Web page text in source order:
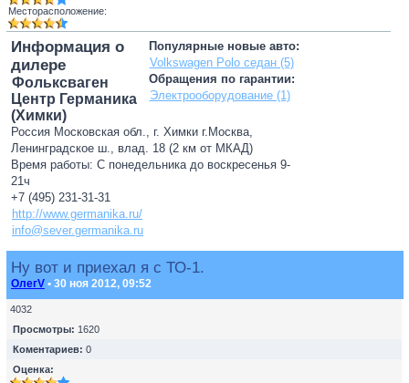
Месторасположение:
Популярные новые авто:
Volkswagen Polo седан (5)
Обращения по гарантии:
Электрооборудование (1)
Информация о
дилере
Фольксваген
Центр Германика
(Химки)
Россия Московская обл., г. Химки г.Москва,
Ленинградское ш., влад. 18 (2 км от МКАД)
Время работы: С понедельника до воскресенья 9-
21ч
+7 (495) 231-31-31
http://www.germanika.ru/
info@sever.germanika.ru
Ну вот и приехал я с ТО-1.
ОлегV • 30 ноя 2012, 09:52
4032
Просмотры: 1620
Коментариев: 0
Оценка: